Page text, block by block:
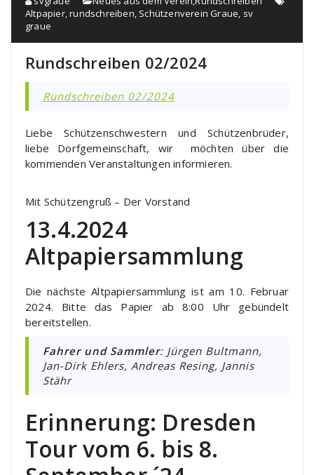
Altpapier,rundschreiben, Schützenverein Graue, sv
graue
Rundschreiben 02/2024
Rundschreiben 02/2024
Liebe Schützenschwestern und Schützenbrüder,
liebe Dorfgemeinschaft, wir möchten über die
kommenden Veranstaltungen informieren.
Mit Schützengruß – Der Vorstand
13.4.2024
Altpapiersammlung
Die nächste Altpapiersammlung ist am 10. Februar
2024. Bitte das Papier ab 8:00 Uhr gebündelt
bereitstellen.
Fahrer und Sammler: Jürgen Bultmann,
Jan-Dirk Ehlers, Andreas Resing, Jannis
Stähr
Erinnerung: Dresden
Tour vom 6. bis 8.